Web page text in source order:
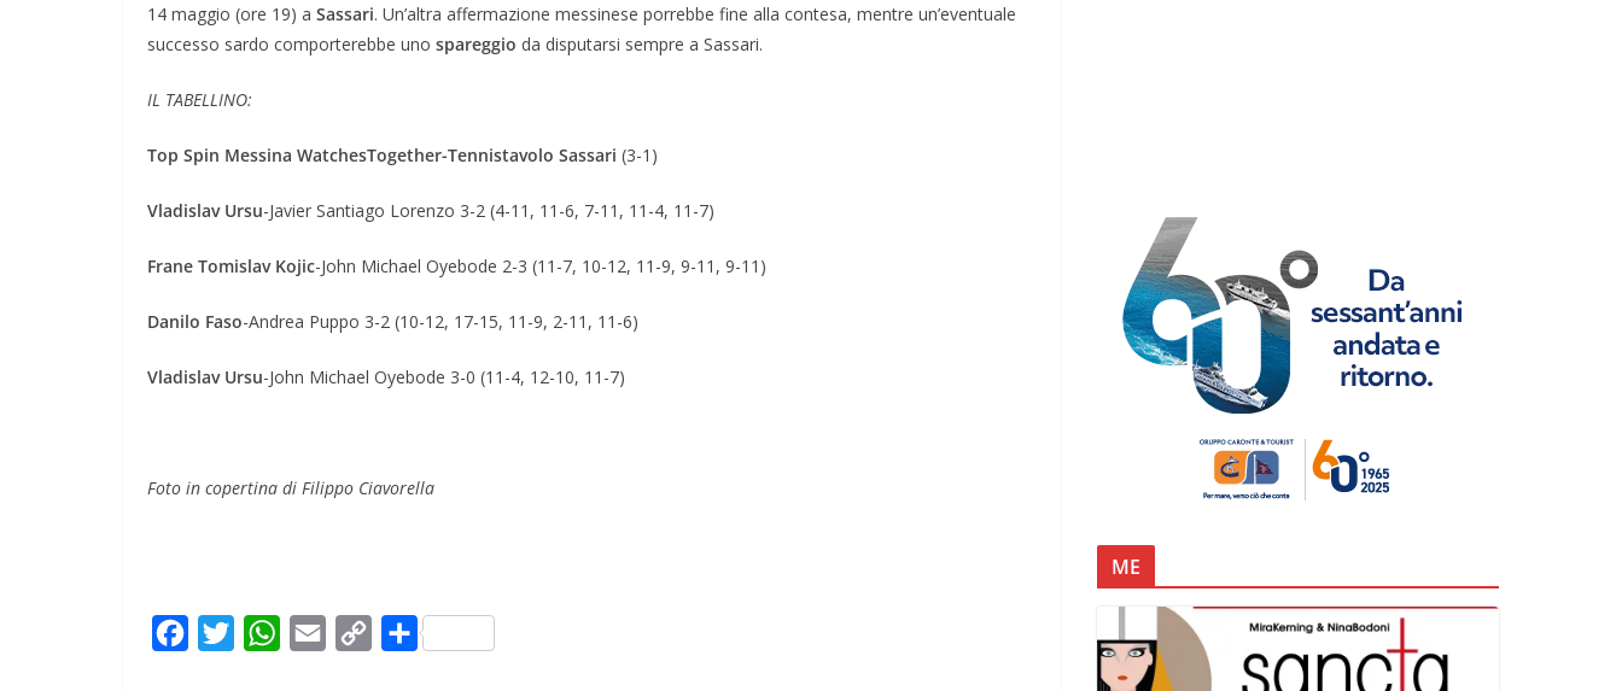
14 maggio (ore 19) a Sassari. Un’altra affermazione messinese porrebbe fine alla contesa, mentre un’eventuale
successo sardo comporterebbe uno spareggio da disputarsi sempre a Sassari.
IL TABELLINO:
Top Spin Messina WatchesTogether-Tennistavolo Sassari (3-1)
Vladislav Ursu-Javier Santiago Lorenzo 3-2 (4-11, 11-6, 7-11, 11-4, 11-7)
Frane Tomislav Kojic-John Michael Oyebode 2-3 (11-7, 10-12, 11-9, 9-11, 9-11)
Danilo Faso-Andrea Puppo 3-2 (10-12, 17-15, 11-9, 2-11, 11-6)
Vladislav Ursu-John Michael Oyebode 3-0 (11-4, 12-10, 11-7)
Foto in copertina di Filippo Ciavorella
W
C
ME